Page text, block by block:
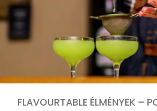
FLAVOURTABLE ÉLMÉNYEK –